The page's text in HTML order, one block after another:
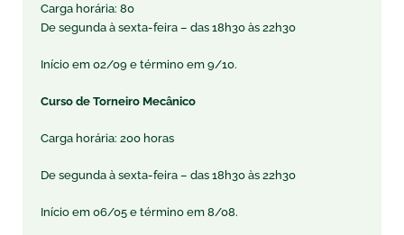
Carga horária: 80
De segunda à sexta-feira – das 18h30 às 22h30
Início em 02/09 e término em 9/10.
Curso de Torneiro Mecânico
Carga horária: 200 horas
De segunda à sexta-feira – das 18h30 às 22h30
Início em 06/05 e término em 8/08.